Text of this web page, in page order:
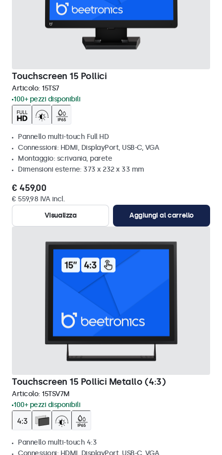
Touchscreen 15 Pollici
Articolo: 15TS7
100+ pezzi disponibili
Pannello multi-touch Full HD
Connessioni: HDMI, DisplayPort, USB-C, VGA
Montaggio: scrivania, parete
Dimensioni esterne: 373 x 232 x 33 mm
€ 459,00
€ 559,98 IVA incl.
Visualizza
Aggiungi al carrello
Touchscreen 15 Pollici Metallo (4:3)
Articolo: 15TSV7M
100+ pezzi disponibili
Pannello multi-touch 4:3
Connessioni: HDMI, DisplayPort, USB-C, VGA